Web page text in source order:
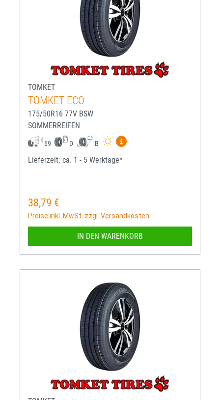
TOMKET
TOMKET ECO
175/50R16 77V BSW
SOMMERREIFEN
69 D B
Mehr Informationen zum
Lieferzeit: ca. 1 - 5 Werktage*
Regulärer Preis:
38,79 €
Preise inkl. MwSt. zzgl. Versandkosten
IN DEN WARENKORB